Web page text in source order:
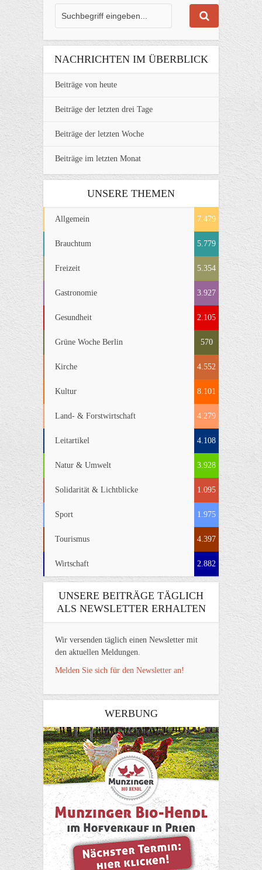
NACHRICHTEN IM ÜBERBLICK
Beiträge von heute
Beiträge der letzten drei Tage
Beiträge der letzten Woche
Beiträge im letzten Monat
UNSERE THEMEN
Allgemein 7.479
Brauchtum 5.779
Freizeit 5.354
Gastronomie 3.927
Gesundheit 2.105
Grüne Woche Berlin 570
Kirche 4.552
Kultur 8.101
Land- & Forstwirtschaft 4.279
Leitartikel 4.108
Natur & Umwelt 3.928
Solidarität & Lichtblicke 1.095
Sport 1.975
Tourismus 4.397
Wirtschaft 2.882
UNSERE BEITRÄGE TÄGLICH
ALS NEWSLETTER ERHALTEN
Wir versenden täglich einen Newsletter mit
den aktuellen Meldungen.
Melden Sie sich für den Newsletter an!
WERBUNG